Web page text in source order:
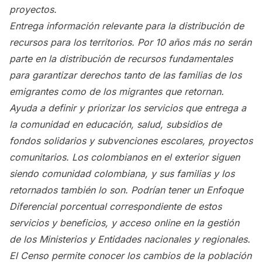
proyectos.
Entrega información relevante para la distribución de
recursos para los territorios. Por 10 años más no serán
parte en la distribución de recursos fundamentales
para garantizar derechos tanto de las familias de los
emigrantes como de los migrantes que retornan.
Ayuda a definir y priorizar los servicios que entrega a
la comunidad en educación, salud, subsidios de
fondos solidarios y subvenciones escolares, proyectos
comunitarios. Los colombianos en el exterior siguen
siendo comunidad colombiana, y sus familias y los
retornados también lo son. Podrían tener un Enfoque
Diferencial porcentual correspondiente de estos
servicios y beneficios, y acceso online en la gestión
de los Ministerios y Entidades nacionales y regionales.
El Censo permite conocer los cambios de la población